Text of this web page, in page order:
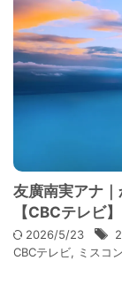
友廣南実アナ
【CBCテレビ】
2026/5/23
CBCテレビ, ミスコン